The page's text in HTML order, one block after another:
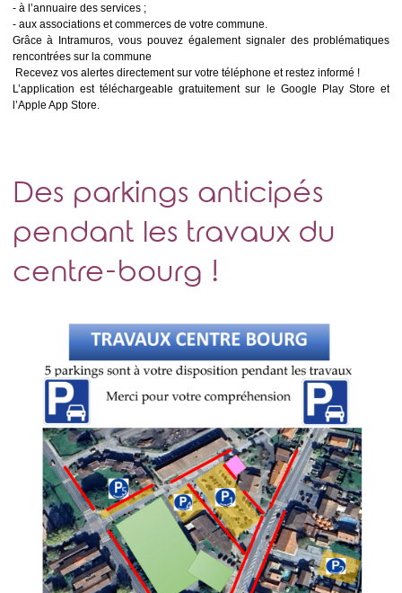
- à l’annuaire des services ;
- aux associations et commerces de votre commune.
Grâce à Intramuros, vous pouvez également signaler des problématiques
rencontrées sur la commune
Recevez vos alertes directement sur votre téléphone et restez informé !
L’application est téléchargeable gratuitement sur le Google Play Store et
l’Apple App Store.
Des parkings anticipés
pendant les travaux du
centre-bourg !